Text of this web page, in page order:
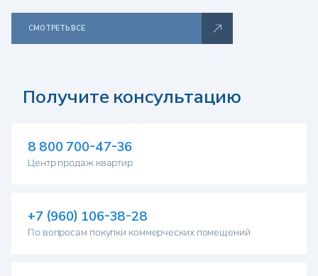
м
а
СМОТРЕТЬ ВСЕ
Получите консультацию
8 800 700-47-36
Центр продаж квартир
+7 (960) 106-38-28
По вопросам покупки коммерческих помещений